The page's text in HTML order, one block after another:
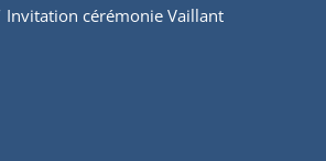
Invitation cérémonie Vaillant